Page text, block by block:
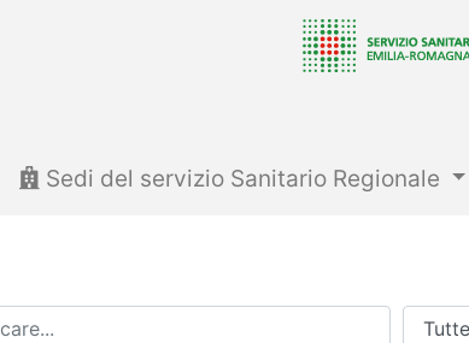
Sedi del servizio Sanitario Regionale
Azienda